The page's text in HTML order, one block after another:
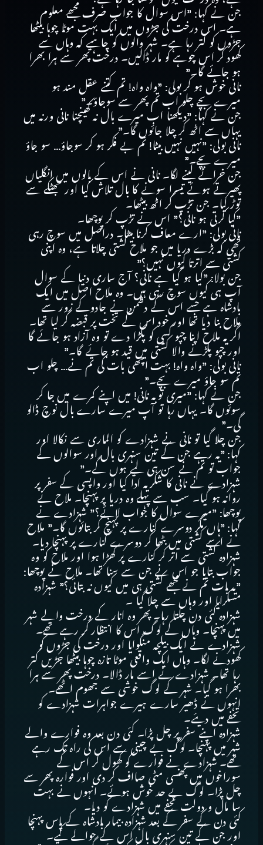
جن نے کہا: ”اس سوال کا جواب صرف مجھے معلوم
ہے۔ اس درخت کی جڑوں میں ایک بہت موٹا چوہا بیٹھا
جڑوں کو کتر رہا ہے۔ شہر والوں کو چاہیے کہ وہاں سے
کھود کر اس چوہے کو مار ڈالیں۔ درخت پھر سے ہرا بھرا
ہو جائے گا۔”
نانی خوش ہو کر بولی: ”واہ واہ! تم کتنے عقل مند ہو
میرے بچے چلو اب تم پھر سے سوجاؤ۔”
جن نے کہا: ”دیکھنا اب میرے بال نہ کھینچنا نانی ورنہ میں
یہاں سے اٹھ کر چلا جائوں گا۔”
نانی بولی: ”نہیں نہیں بیٹا! تم بے فکر ہو کر سوجاؤ… سو جاؤ
میرے بچے۔”
جن خراٹے لینے لگا۔ نانی نے اس کے بالوں میں انگلیاں
پھیرتے ہوئے تیسرا سونے کا بال تلاش کیا اور جھٹکے سے
توڑ لیا۔ جن تڑپ کر اٹھ بیٹھا۔
”کیا کرتی ہو نانی؟” اس نے تڑپ کر پوچھا۔
نانی بولی: ”ارے معاف کرنا بیٹا۔ دراصل میں سوچ رہی
تھی کہ بڑے دریا میں جو ملاح کشتی چلاتا ہے، وہ اپنی
کشتی سے اترتا کیوں نہیں؟”
جن بولا: ”کیا ہو گیا ہے نانی؟ آج ساری دنیا کے سوال
آپ ہی کیوں سوچ رہی ہیں۔ وہ ملاح اصل میں ایک
بادشاہ ہے جسے اس کے دشمن نے جادوکے زور سے
ملاح بنا دیا تھا اور خود اس کے تخت پر قبضہ کر لیا تھا۔
اگر یہ ملاح اپنا چپو کسی کو پکڑا دے تو وہ آزاد ہو جائے گا
اور چپو پکڑنے والا کشتی میں قید ہو جائے گا۔”
نانی بولی: ”واہ واہ! بہت اچھی بات کی تم نے… چلو اب
تم سو جاؤ میرے بچے۔”
جن نے کہا: ”میری توبہ نانی! میں اپنے کمرے میں جا کر
سوئوں گا۔ یہاں رہا تو آپ میرے سارے بال نوچ ڈالو
گی۔”
جن چلا گیا تو نانی نے شہزادے کو الماری سے نکالا اور
کہا: ”یہ رہے جن کے تین سنہری بال اور سوالوں کے
جواب تو تم نے سن ہی لیے ہوں گے۔”
شہزادے نے نانی کا شکریہ ادا کیا اور واپسی کے سفر پر
روانہ ہو گیا۔ سب سے پہلے وہ دریا پر پہنچا۔ ملاح نے
پوچھا: ”میرے سوال کا جواب لائے؟” شہزادے نے
کہا: ”ہاں مگر دوسرے کنارے پر پہنچ کر بتائوں گا۔” ملاح
نے اسے کشتی میں بٹھا کر دوسرے کنارے پر پہنچا دیا۔
شہزادہ کشتی سے اتر کر کنارے پر کھڑا ہوا اور ملاح کو وہ
جواب بتایا جو اس نے جن سے سنا تھا۔ ملاح نے پوچھا:
”یہ بات تم نے مجھے کشتی ہی میں کیوں نہ بتائی؟” شہزادہ
مسکرایا اور وہاں سے چلا گیا ۔
شہزادہ کئی دن چلتا رہا۔ پھر وہ انار کے درخت والے شہر
میں پہنچا۔ وہاں کے لوگ اس کا انتظار کر رہے تھے۔
شہزادے نے ایک بیلچہ منگوایا اور درخت کی جڑوں کو
کھودنے لگا۔ وہاں ایک واقعی موٹا تازہ چوہا بیٹھا جڑیں کتر
رہا تھا۔ شہزادے نے اسے مار ڈالا۔ درخت پھر سے ہرا
بھرا ہو گیا۔ شہر کے لوگ خوشی سے جھوم اٹھے۔
انہوں نے ڈھیر سارے ہیرے جواہرات شہزادے کو
تحفے میں دیئے۔
شہزادہ اپنے سفر پر چل پڑا۔ کئی دن بعد وہ فوارے والے
شہر میں پہنچا۔ لوگ بے چینی سے اس کی راہ تک رہے
تھے۔ شہزادے نے فوارے کو کھول کر اس کے
سوراخوں میں پھنسی مٹی صااف کر دی اور فوارہ پھر سے
چل پڑا۔ لوگ بے حد خوش ہوئے۔ انہوں نے بہت
سا مال و دولت تحفے میں شہزادے کو دیا۔
کئی دن کے سفر کے بعد شہزادہ بیمار بادشاہ کے پاس پہنچا
اور جن کے تین سنہری بال اس کے حوالے کیے۔